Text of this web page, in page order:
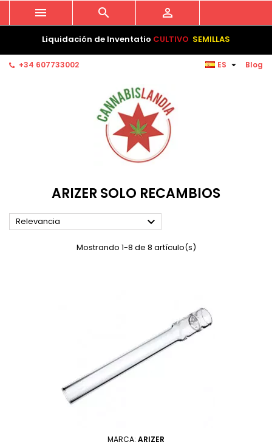
Liquidación de Inventatio CULTIVO SEMILLAS
Blog
+34 607733002 ES 
  
ARIZER SOLO RECAMBIOS
Relevancia 
Mostrando 1-8 de 8 artículo(s)
MARCA: ARIZER